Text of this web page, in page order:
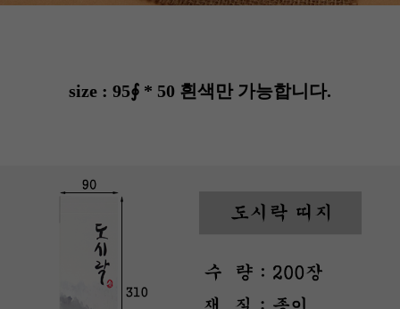
size : 95∮ * 50 흰색만 가능합니다.